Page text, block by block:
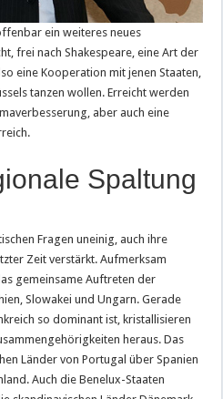
ein weiteres neues
frei nach Shakespeare, eine Art der
eine Kooperation mit jenen Staaten,
tanzen wollen. Erreicht werden
aber auch eine
Spaltung
Fragen uneinig, auch ihre
Zeit verstärkt. Aufmerksam
gemeinsame Auftreten der
Slowakei und Ungarn. Gerade
so dominant ist, kristallisieren
heraus. Das
Länder von Portugal über Spanien
Auch die Benelux-Staaten